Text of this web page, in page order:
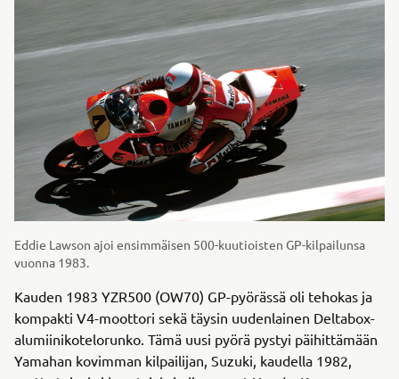
Eddie Lawson ajoi ensimmäisen 500-kuutioisten GP-kilpailunsa
vuonna 1983.
Kauden 1983 YZR500 (OW70) GP-pyörässä oli tehokas ja
kompakti V4-moottori sekä täysin uudenlainen Deltabox-
alumiinikotelorunko. Tämä uusi pyörä pystyi päihittämään
Yamahan kovimman kilpailijan, Suzuki, kaudella 1982,